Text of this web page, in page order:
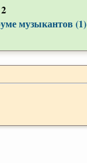
2
музыкантов (1)